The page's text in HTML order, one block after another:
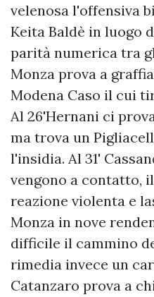
velenosa l'offensiva
Keita Baldè in luogo
parità numerica tra
Monza prova a
Modena Caso il cui
Al 26'Hernani ci
ma trova un
l'insidia. Al 31'
vengono a contatto,
reazione violenta e
Monza in nove
difficile il cammino
rimedia invece un
Catanzaro prova a